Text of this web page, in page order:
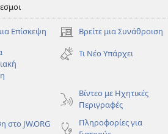
Επίσκεψη Βρείτε μια Συνάθροιση
(ανοίγει
νέο
παράθυρο)
Τι Νέο Υπάρχει
Βίντεο με Ηχητικές
Περιγραφές
στο JW.ORG
Πληροφορίες για